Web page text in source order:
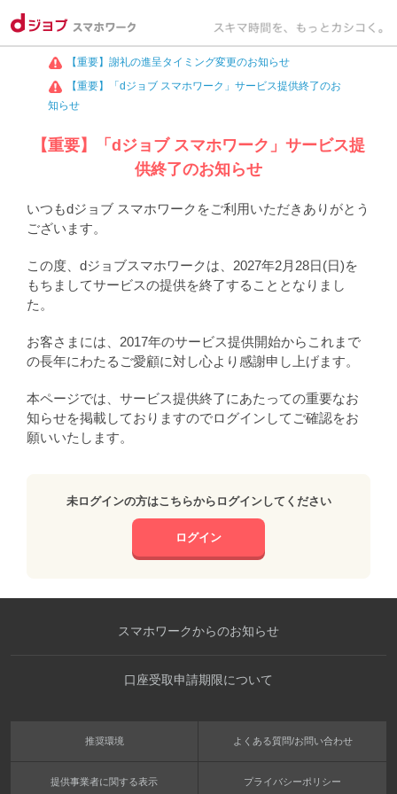
【重要】謝礼の進呈タイミング変更のお知らせ
【重要】「dジョブ スマホワーク」サービス提供終了のお
知らせ
【重要】「dジョブ スマホワーク」サービス提
供終了のお知らせ
いつもdジョブ スマホワークをご利用いただきありがとう
ございます。
この度、dジョブスマホワークは、2027年2月28日(日)を
もちましてサービスの提供を終了することとなりまし
た。
お客さまには、2017年のサービス提供開始からこれまで
の長年にわたるご愛顧に対し心より感謝申し上げます。
本ページでは、サービス提供終了にあたっての重要なお
知らせを掲載しておりますのでログインしてご確認をお
願いいたします。
未ログインの方はこちらからログインしてください
ログイン
スマホワークからのお知らせ
口座受取申請期限について
推奨環境 よくある質問/お問い合わせ
提供事業者に関する表示 プライバシーポリシー